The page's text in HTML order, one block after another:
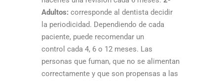
Adultos: corresponde al dentista decidir
la periodicidad. Dependiendo de cada
paciente, puede recomendar un
control cada 4, 6 o 12 meses. Las
personas que fuman, que no se alimentan
correctamente y que son propensas a las